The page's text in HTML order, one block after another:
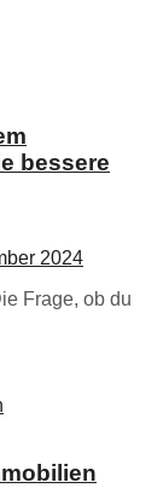
bessere
2024
Frage, ob du